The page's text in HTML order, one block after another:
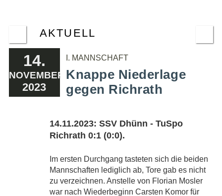
AKTUELL
14.
NOVEMBER
2023
I. MANNSCHAFT
Knappe Niederlage
gegen Richrath
14.11.2023: SSV Dhünn - TuSpo
Richrath 0:1 (0:0).
Im ersten Durchgang tasteten sich die beiden
Mannschaften lediglich ab, Tore gab es nicht
zu verzeichnen. Anstelle von Florian Mosler
war nach Wiederbeginn Carsten Komor für